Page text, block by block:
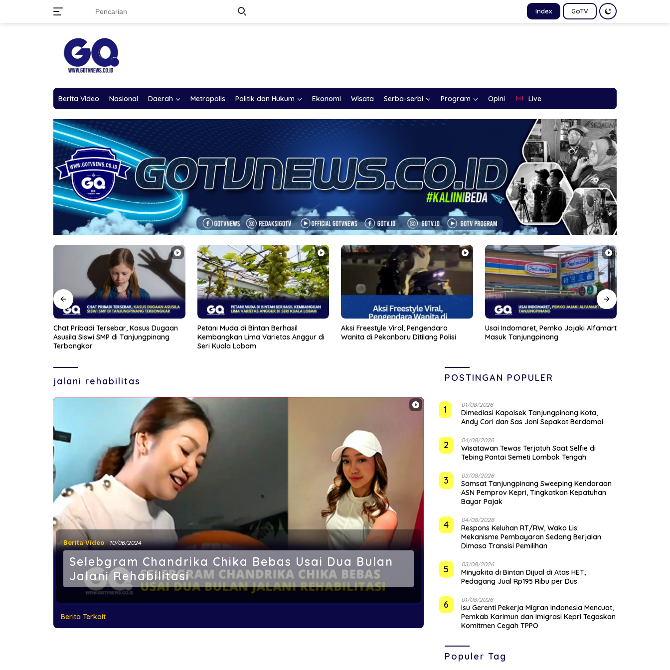
Index GoTV
Berita Video Nasional Daerah Metropolis Politik dan Hukum Ekonomi Wisata Serba-serbi Program Opini Live
Petani Muda di Bintan Berhasil
Kembangkan Lima Varietas Anggur di
Seri Kuala Lobam
Aksi Freestyle Viral, Pengendara
Wanita di Pekanbaru Ditilang Polisi
Usai Indomaret, Pemko Jajaki Alfamart
Masuk Tanjungpinang
Anggota DPRD Kepri Januar Robert
Silalahi Reses Perdana di Markas
jalani rehabilitas
Berita Video 10/06/2024
Selebgram Chandrika Chika Bebas Usai Dua Bulan
Jalani Rehabilitasi
Berita Terkait
POSTINGAN POPULER
1 01/08/2026
Dimediasi Kapolsek Tanjungpinang Kota,
Andy Cori dan Sas Joni Sepakat Berdamai
2 04/08/2026
Wisatawan Tewas Terjatuh Saat Selfie di
Tebing Pantai Semeti Lombok Tengah
3 03/08/2026
Samsat Tanjungpinang Sweeping Kendaraan
ASN Pemprov Kepri, Tingkatkan Kepatuhan
Bayar Pajak
4 04/08/2026
‎Respons Keluhan RT/RW, Wako Lis:
Mekanisme Pembayaran Sedang Berjalan
Dimasa Transisi Pemilihan
5 03/08/2026
Minyakita di Bintan Dijual di Atas HET,
Pedagang Jual Rp195 Ribu per Dus
6 01/08/2026
Isu Gerenti Pekerja Migran Indonesia Mencuat,
Pemkab Karimun dan Imigrasi Kepri Tegaskan
Komitmen Cegah TPPO
Populer Tag